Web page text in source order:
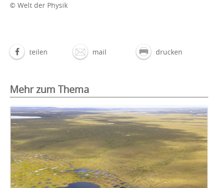
© Welt der Physik
teilen mail drucken
Mehr zum Thema